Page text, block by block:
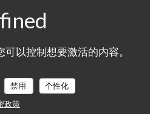
以控制想要激活的内容。
禁用
个性化
政策
务:5/5 氛围:5/5 菜单